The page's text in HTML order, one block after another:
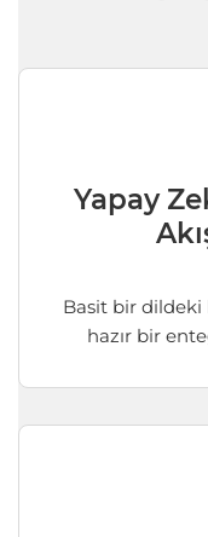
Yapay
Basit bir
hazır bir